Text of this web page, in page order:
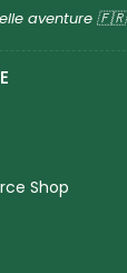
aventure 🇫🇷
Shop